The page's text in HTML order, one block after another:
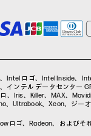
Intel ロゴ、Intel Inside、
インテル データセンター
、Iris、Killer、MAX、
、Ultrabook、Xeon、ジー
ロゴ、Radeon、およびそ